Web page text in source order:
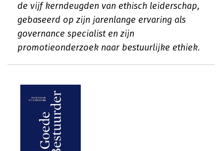
de vijf kerndeugden van ethisch leiderschap,
gebaseerd op zijn jarenlange ervaring als
governance specialist en zijn
promotieonderzoek naar bestuurlijke ethiek.